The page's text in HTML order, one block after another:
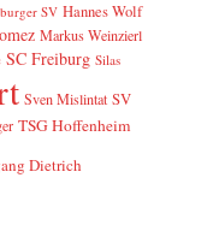
SV Hannes Wolf
Markus Weinzierl
SC Freiburg Silas
Sven Mislintat SV
TSG Hoffenheim
Dietrich